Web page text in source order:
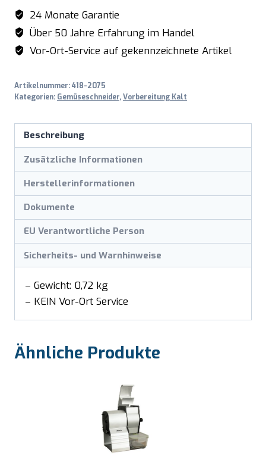
x
8
mm
Menge
24 Monate Garantie
Über 50 Jahre Erfahrung im Handel
Vor-Ort-Service auf gekennzeichnete Artikel
Artikelnummer:418-2075
Kategorien: Gemüseschneider,Vorbereitung Kalt
Beschreibung
Zusätzliche Informationen
Herstellerinformationen
Dokumente
EU Verantwortliche Person
Sicherheits- und Warnhinweise
– Gewicht: 0,72 kg
– KEIN Vor-Ort Service
Ähnliche Produkte